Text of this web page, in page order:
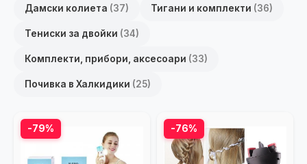
Дамски колиета (37) Тигани и комплекти (36)
Тениски за двойки (34)
Комплекти, прибори, аксесоари (33)
Почивка в Халкидики (25)
-79% -76%